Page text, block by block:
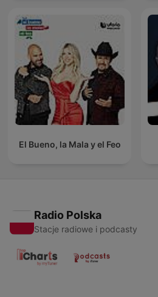
El Bueno, la Mala y el Feo
Radio Polska
Stacje radiowe i podcasty